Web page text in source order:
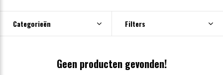
Categorieën Filters
Geen producten gevonden!